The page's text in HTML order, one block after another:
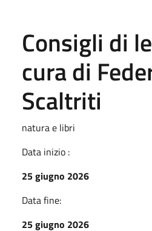
Consigli di
cura di
Scaltriti
natura e libri
Data inizio :
25 giugno 2026
Data fine:
25 giugno 2026